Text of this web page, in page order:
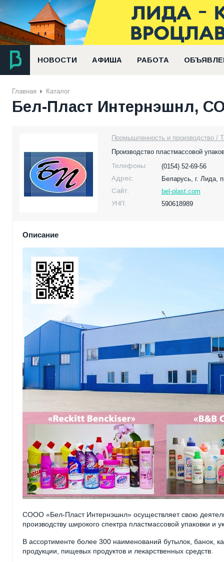
НОВОСТИ АФИША РАБОТА
Главная Каталог
Бел-Пласт Интернэшнл,
Промышленность и производство /
Производство пластмассовой
Телефоны:
(0154) 52-69-56
Адрес:
Беларусь, г. Лида,
Сайт:
bel-plast.com
УНП:
590618989
Описание
СООО «Бел-Пласт Интернэшнл» осуществляет свою
производству широкого спектра пластмассовой упаковки и
В ассортименте более 300 наименований бутылок, банок,
продукции, пищевых продуктов и лекарственных средств.